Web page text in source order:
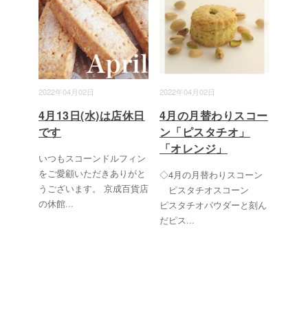
2022年04月02日
4月13日(水)は店休日
です
いつもスコーンドルフィン
をご愛顧いただきありがと
うございます。 京成百貨店
の休館...
2022年04月02日
4月の月替わりスコー
ン「ピスタチオ」
「オレンジ」
◇4月の月替わりスコーン
ピスタチオスコーン
ピスタチオパウダーと刻ん
だピス...